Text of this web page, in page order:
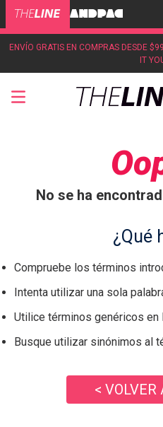
ENVÍO GRATIS EN COMPRAS DESDE
IT
No se ha
¿Qué
Compruebe los términos
Intenta utilizar una sola
Utilice términos genéricos en
Busque utilizar sinónimos al
<